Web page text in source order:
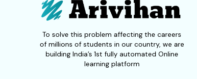
To solve this problem affecting the careers
of millions of students in our country, we are
building India’s 1st fully automated Online
learning platform